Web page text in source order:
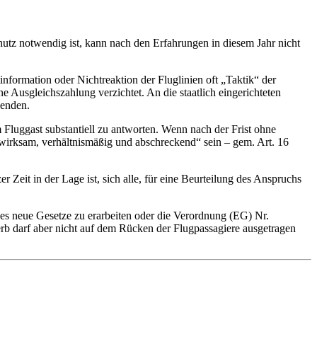
notwendig ist, kann nach den Erfahrungen in diesem Jahr nicht
oder Nichtreaktion der Fluglinien oft „Taktik“ der
Ausgleichszahlung verzichtet. An die staatlich eingerichteten
substantiell zu antworten. Wenn nach der Frist ohne
verhältnismäßig und abschreckend“ sein – gem. Art. 16
Zeit in der Lage ist, sich alle, für eine Beurteilung des Anspruchs
neue Gesetze zu erarbeiten oder die Verordnung (EG) Nr.
aber nicht auf dem Rücken der Flugpassagiere ausgetragen